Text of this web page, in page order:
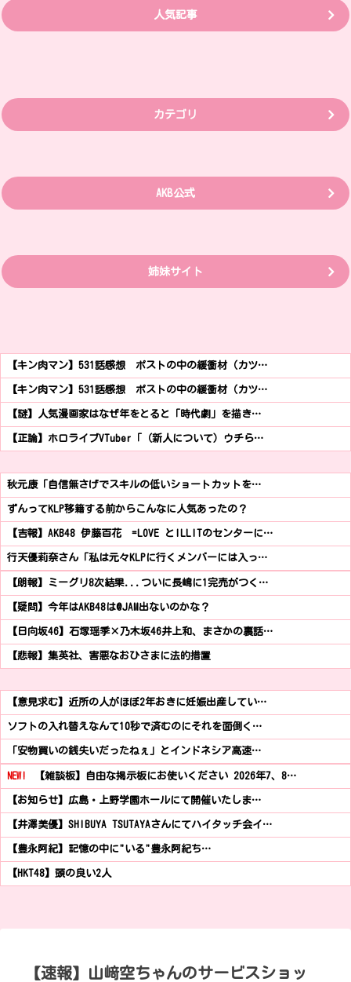
人気記事
カテゴリ
AKB公式
姉妹サイト
【キン肉マン】531話感想 ポストの中の緩衝材（カツ…
【キン肉マン】531話感想 ポストの中の緩衝材（カツ…
【謎】人気漫画家はなぜ年をとると「時代劇」を描き…
【正論】ホロライブVTuber「（新人について）ウチら…
秋元康「自信無さげでスキルの低いショートカットを…
ずんってKLP移籍する前からこんなに人気あったの？
【吉報】AKB48 伊藤百花 =LOVE とILLITのセンターに…
行天優莉奈さん「私は元々KLPに行くメンバーには入っ…
【朗報】ミーグリ8次結果...ついに長嶋に1完売がつく…
【疑問】今年はAKB48は@JAM出ないのかな？
【日向坂46】石塚瑶季×乃木坂46井上和、まさかの裏話…
【悲報】集英社、害悪なおひさまに法的措置
【意見求む】近所の人がほぼ2年おきに妊娠出産してい…
ソフトの入れ替えなんて10秒で済むのにそれを面倒く…
「安物買いの銭失いだったねぇ」とインドネシア高速…
NEW! 【雑談板】自由な掲示板にお使いください 2026年7、8…
【お知らせ】広島・上野学園ホールにて開催いたしま…
【井澤美優】SHIBUYA TSUTAYAさんにてハイタッチ会イ…
【豊永阿紀】記憶の中に"いる"豊永阿紀ち…
【HKT48】頭の良い2人
【速報】山﨑空ちゃんのサービスショッ